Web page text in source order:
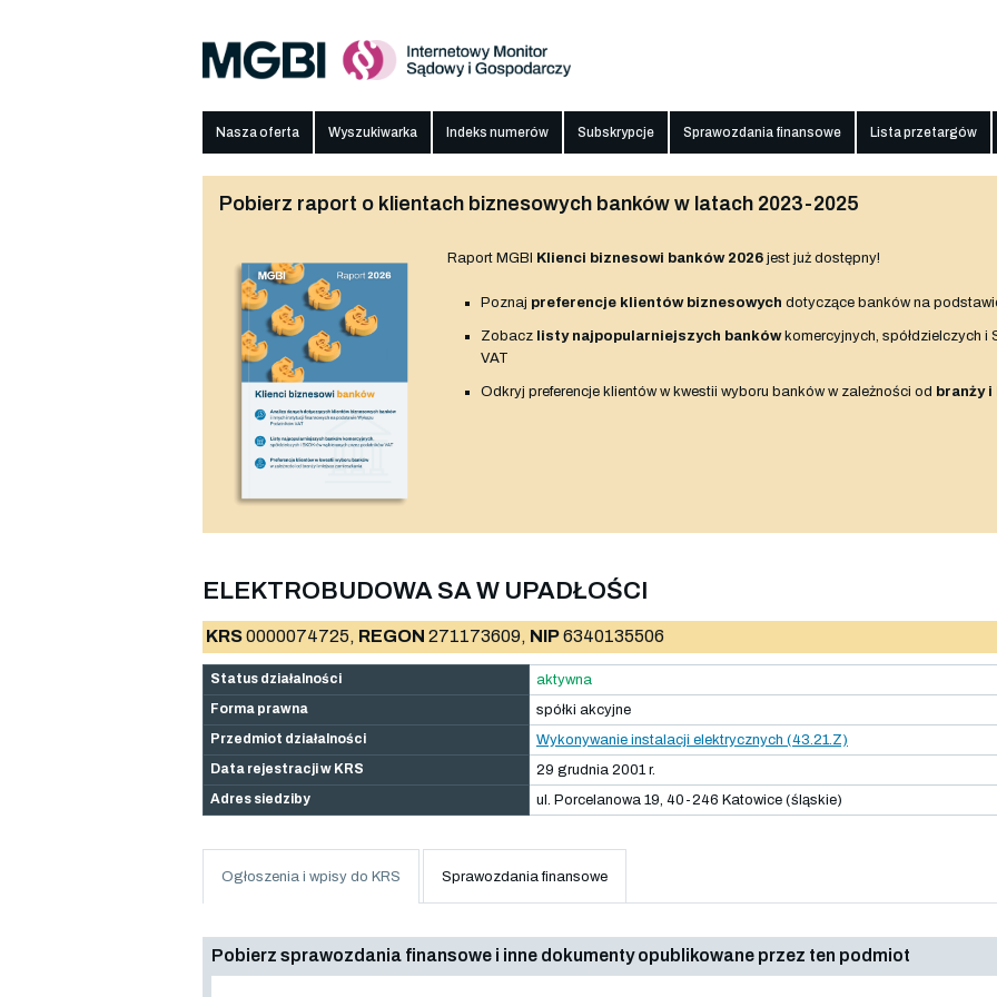
Nasza oferta Wyszukiwarka Indeks numerów Subskrypcje Sprawozdania finansowe Lista przetargów
Pobierz raport o klientach biznesowych banków w latach 2023-2025
Raport MGBI Klienci biznesowi banków 2026 jest już dostępny!
Poznaj preferencje klientów biznesowych dotyczące banków na
Zobacz listy najpopularniejszych bankówkomercyjnych, spółdzielczych i
VAT
Odkryj preferencje klientów w kwestii wyboru banków w zależności od branży
ELEKTROBUDOWA SA W UPADŁOŚCI
KRS0000074725, REGON 271173609, NIP6340135506
Status działalności
aktywna
Forma prawna
spółki akcyjne
Przedmiot działalności
Wykonywanie instalacji elektrycznych (43.21.Z)
Data rejestracji w KRS
29 grudnia 2001 r.
Adres siedziby
ul. Porcelanowa 19, 40-246 Katowice (śląskie)
Ogłoszenia i wpisy do KRS Sprawozdania finansowe
Pobierz sprawozdania finansowe i inne dokumenty opublikowane przez ten podmiot